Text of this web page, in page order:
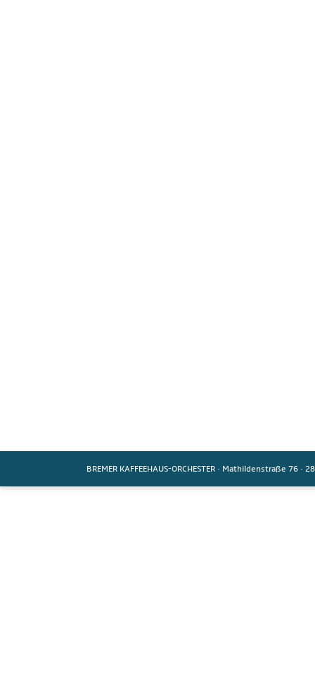
BREMER KAFFEEHAUS-ORCHESTER · Mathildenstraße 76 ·